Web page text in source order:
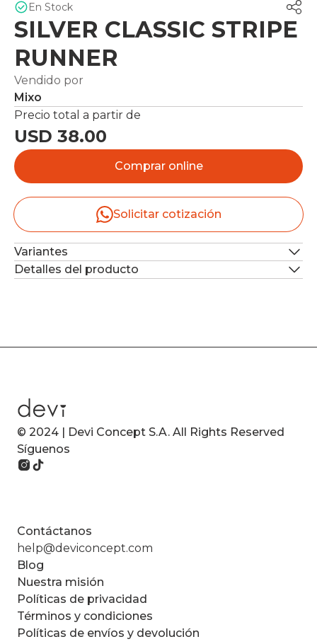
En Stock
SILVER CLASSIC STRIPE
RUNNER
Vendido por
Mixo
Precio total a partir de
USD 38.00
Comprar online
Solicitar cotización
Variantes
Detalles del producto
© 2024 | Devi Concept S.A. All Rights Reserved
Síguenos
Contáctanos
help@deviconcept.com
Blog
Nuestra misión
Políticas de privacidad
Términos y condiciones
Políticas de envíos y devolución